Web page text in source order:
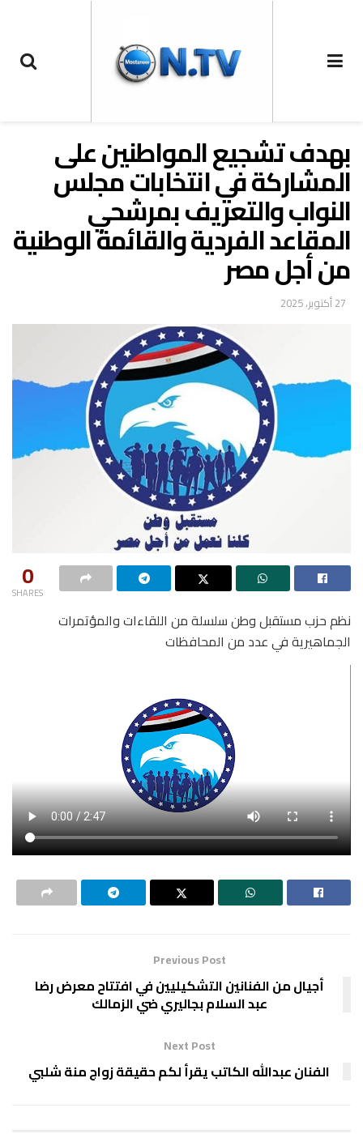
بهدف تشجيع المواطنين على
المشاركة في انتخابات مجلس
النواب والتعريف بمرشحي
المقاعد الفردية والقائمة الوطنية
من أجل مصر
27 أكتوبر، 2025
0
SHARES
نظم حزب مستقبل وطن سلسلة من اللقاءات والمؤتمرات
الجماهيرية في عدد من المحافظات
Previous Post
أجيال من الفنانين التشكيليين في افتتاح معرض رضا
عبد السلام بجاليري ضي الزمالك
Next Post
الفنان عبدالله الكاتب يقرأ لكم حقيقة زواج منة شلبي